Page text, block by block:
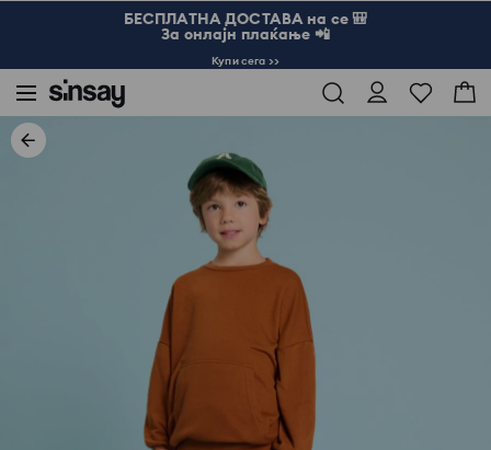
БЕСПЛАТНА ДОСТАВА на се 🎒
За онлајн плаќање 📲
Купи сега >>